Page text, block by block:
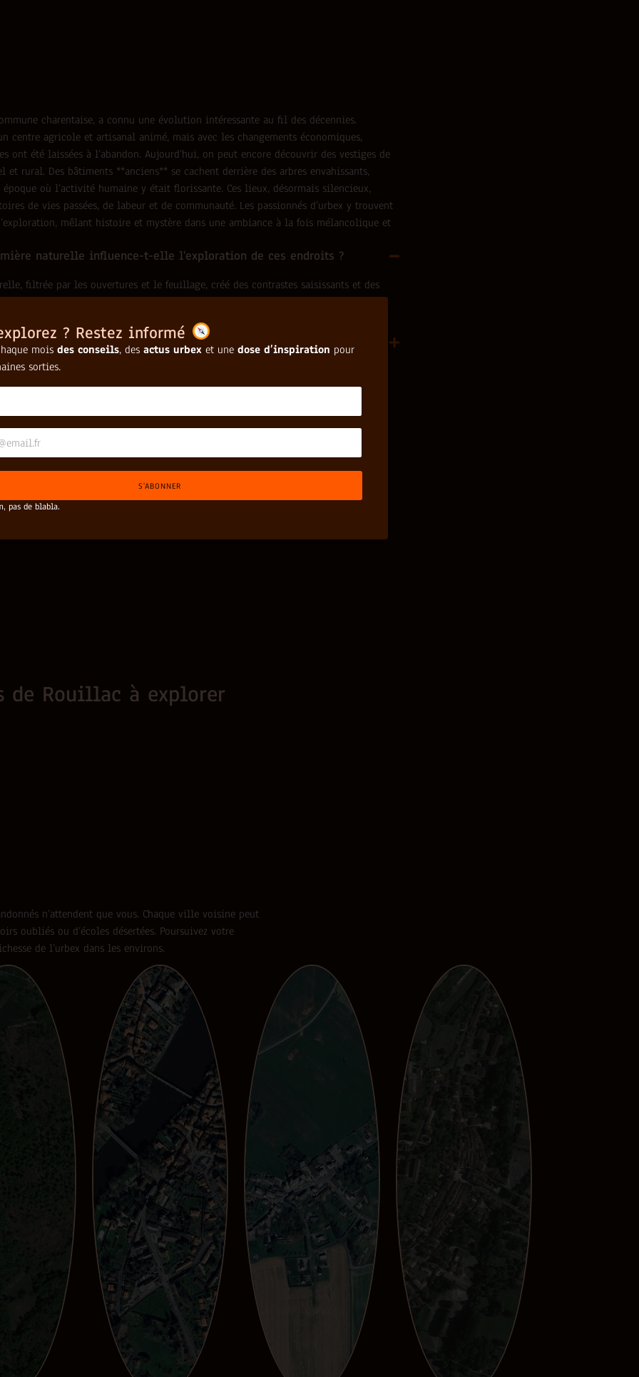
charentaise, a connu une évolution intéressante au fil des décennies.
centre agricole et artisanal animé, mais avec les changements économiques,
ont été laissées à l’abandon. Aujourd’hui, on peut encore découvrir des vestiges de
et rural. Des bâtiments **anciens** se cachent derrière des arbres envahissants,
époque où l’activité humaine y était florissante. Ces lieux, désormais silencieux,
de vies passées, de labeur et de communauté. Les passionnés d’urbex y trouvent
mêlant histoire et mystère dans une ambiance à la fois mélancolique et
naturelle influence-t-elle l'exploration de ces endroits ?
filtrée par les ouvertures et le feuillage, créé des contrastes saisissants et des
à chaque moment de la journée.
photographique est recommandé pour capturer ces lieux ?
de Rouillac à explorer
n’attendent que vous. Chaque ville voisine peut
oubliés ou d’écoles désertées. Poursuivez votre
de l’urbex dans les environs.
? Restez informé
mois des conseils, des actus urbex et une dose d’inspiration pour
sorties.
S'ABONNER
pas de blabla.